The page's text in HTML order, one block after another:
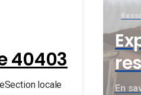
40403
locale
En